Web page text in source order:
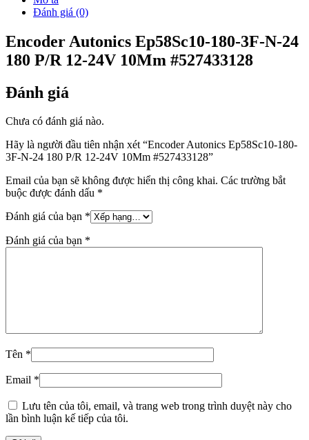
Đánh giá (0)
Encoder Autonics Ep58Sc10-180-3F-N-24
180 P/R 12-24V 10Mm #527433128
Đánh giá
Chưa có đánh giá nào.
Hãy là người đầu tiên nhận xét “Encoder Autonics Ep58Sc10-180-
3F-N-24 180 P/R 12-24V 10Mm #527433128”
Email của bạn sẽ không được hiển thị công khai. Các trường bắt
buộc được đánh dấu *
Đánh giá của bạn *
Đánh giá của bạn *
Tên *
Email *
Lưu tên của tôi, email, và trang web trong trình duyệt này cho
lần bình luận kế tiếp của tôi.